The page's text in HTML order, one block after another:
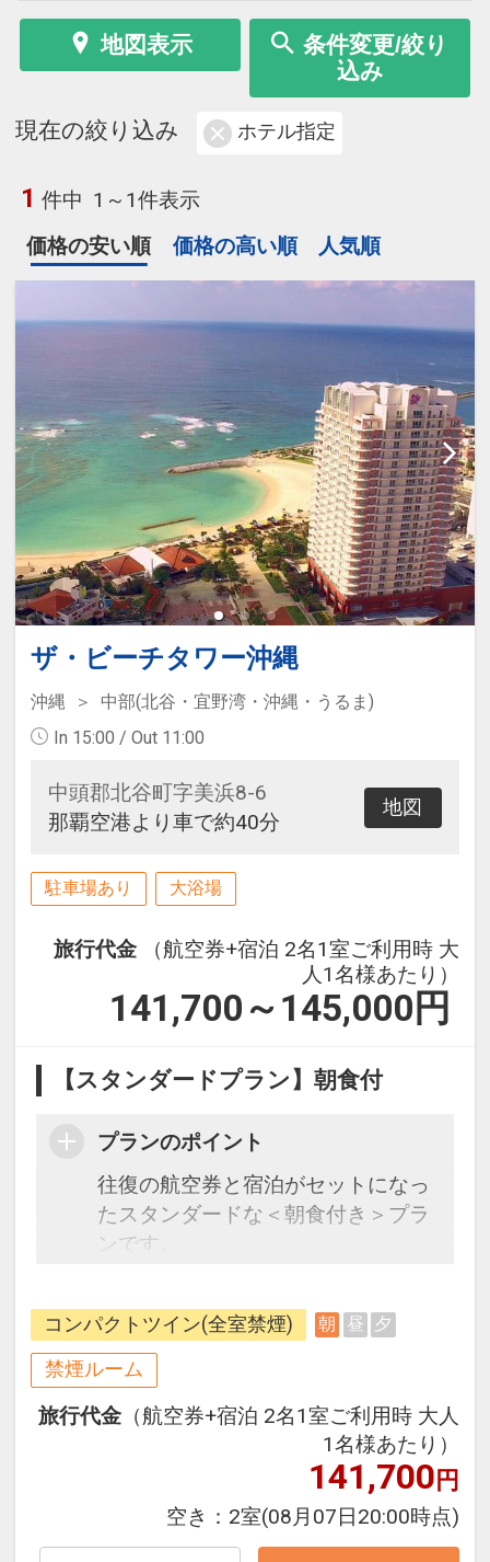
地図表示
条件変更/絞り
込み
現在の絞り込み ホテル指定
1 件中 1～1件表示
価格の安い順
価格の高い順 人気順
ザ・ビーチタワー沖縄
沖縄
中部(北谷・宜野湾・沖縄・うるま)
In 15:00 / Out 11:00
中頭郡北谷町字美浜8-6
那覇空港より車で約40分
地図
駐車場あり 大浴場
旅行代金
（航空券+宿泊 2名1室ご利用時 大
人1名様あたり）
141,700～145,000 円
【スタンダードプラン】朝食付
プランのポイント
往復の航空券と宿泊がセットになっ
たスタンダードな＜朝食付き＞プラ
ンです。
できるダイナミックパッケージだか
ら、一都市滞在はもちろん周遊旅行
にも最適！
旅行期間中の1泊だけの宿泊や延
泊・飛び泊なども自由自在です。
フライトは、安心のJAL（または
JALグループ）確約！フライトマイ
ル50%貯まります。
コンパクトツイン(全室禁煙) 朝 昼 夕
禁煙ルーム
旅行代金 （航空券+宿泊 2名1室ご利用時 大人
1名様あたり）
141,700円
空き： 2室(08月07日20:00時点)